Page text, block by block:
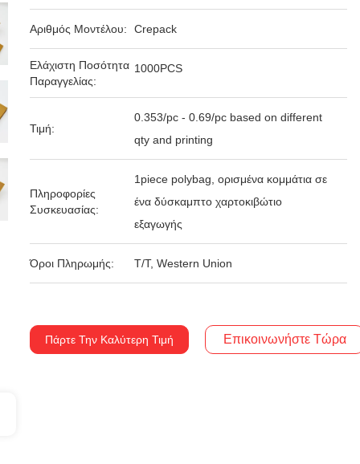
Αριθμός Μοντέλου: Crepack
Ελάχιστη Ποσότητα
Παραγγελίας:
1000PCS
Τιμή:
0.353/pc - 0.69/pc based on different
qty and printing
Πληροφορίες
Συσκευασίας:
1piece polybag, ορισμένα κομμάτια σε
ένα δύσκαμπτο χαρτοκιβώτιο
εξαγωγής
Όροι Πληρωμής: T/T, Western Union
Πάρτε Την Καλύτερη Τιμή Επικοινωνήστε Τώρα